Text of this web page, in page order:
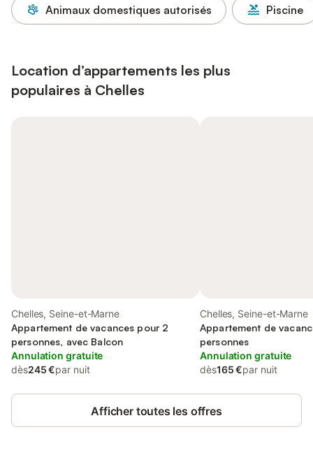
Animaux domestiques autorisés Piscine
Location d’appartements les plus
populaires à Chelles
Chelles, Seine-et-Marne
Appartement de vacances pour 2
personnes, avec Balcon
Annulation gratuite
dès245 €par nuit
Chelles, Seine-et-Marne
Appartement de
personnes
Annulation gratuite
dès165 €par nuit
Afficher toutes les offres